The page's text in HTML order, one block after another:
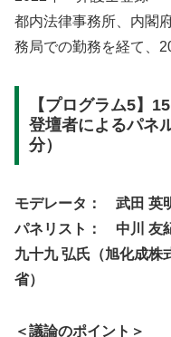
都内法律事務所、内閣
務局での勤務を経て、
【プログラム5】
登壇者によるパネ
分）
モデレータ： 武田 英
パネリスト： 中川 友
九十九 弘氏（旭化成株
省）
＜議論のポイント＞